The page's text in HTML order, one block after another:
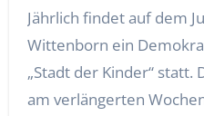
Jährlich findet auf dem
Wittenborn ein
„Stadt der Kinder“ statt.
am verlängerten